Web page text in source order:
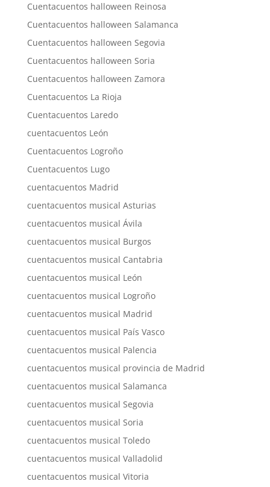
Cuentacuentos halloween Reinosa
Cuentacuentos halloween Salamanca
Cuentacuentos halloween Segovia
Cuentacuentos halloween Soria
Cuentacuentos halloween Zamora
Cuentacuentos La Rioja
Cuentacuentos Laredo
cuentacuentos León
Cuentacuentos Logroño
Cuentacuentos Lugo
cuentacuentos Madrid
cuentacuentos musical Asturias
cuentacuentos musical Ávila
cuentacuentos musical Burgos
cuentacuentos musical Cantabria
cuentacuentos musical León
cuentacuentos musical Logroño
cuentacuentos musical Madrid
cuentacuentos musical País Vasco
cuentacuentos musical Palencia
cuentacuentos musical provincia de Madrid
cuentacuentos musical Salamanca
cuentacuentos musical Segovia
cuentacuentos musical Soria
cuentacuentos musical Toledo
cuentacuentos musical Valladolid
cuentacuentos musical Vitoria